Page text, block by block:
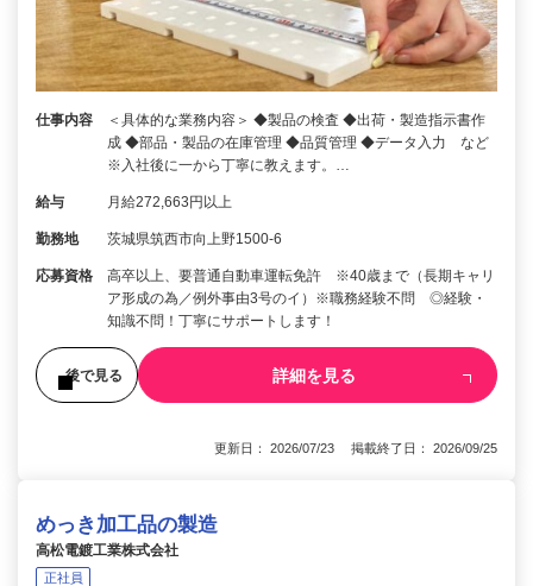
仕事内容
＜具体的な業務内容＞ ◆製品の検査 ◆出荷・製造指示書作
成 ◆部品・製品の在庫管理 ◆品質管理 ◆データ入力 など
※入社後に一から丁寧に教えます。…
給与 月給272,663円以上
勤務地 茨城県筑西市向上野1500-6
応募資格
高卒以上、要普通自動車運転免許 ※40歳まで（長期キャリ
ア形成の為／例外事由3号のイ）※職務経験不問 ◎経験・
知識不問！丁寧にサポートします！
後で見る 詳細を見る
更新日： 2026/07/23 掲載終了日： 2026/09/25
めっき加工品の製造
高松電鍍工業株式会社
正社員